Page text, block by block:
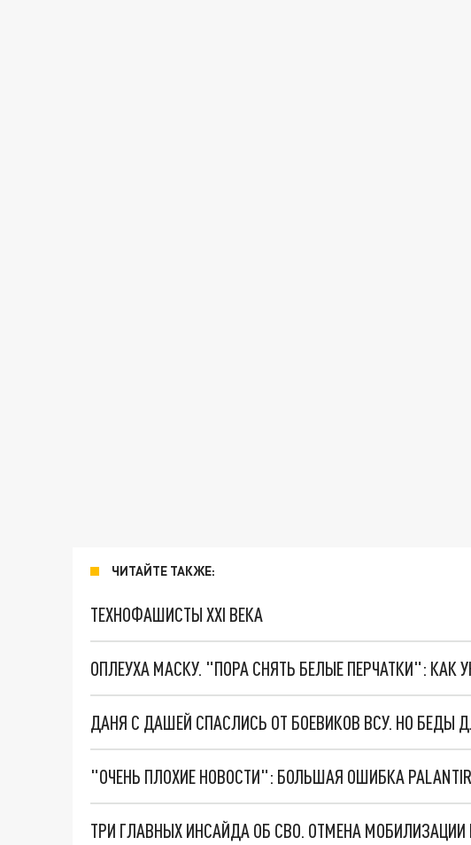
ЧИТАЙТЕ ТАКЖЕ:
ТЕХНОФАШИСТЫ XXI ВЕКА
ОПЛЕУХА МАСКУ. "ПОРА СНЯТЬ БЕЛЫЕ ПЕРЧАТКИ": КАК
ДАНЯ С ДАШЕЙ СПАСЛИСЬ ОТ БОЕВИКОВ ВСУ. НО БЕДЫ